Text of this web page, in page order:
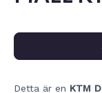
Detta är en KTM